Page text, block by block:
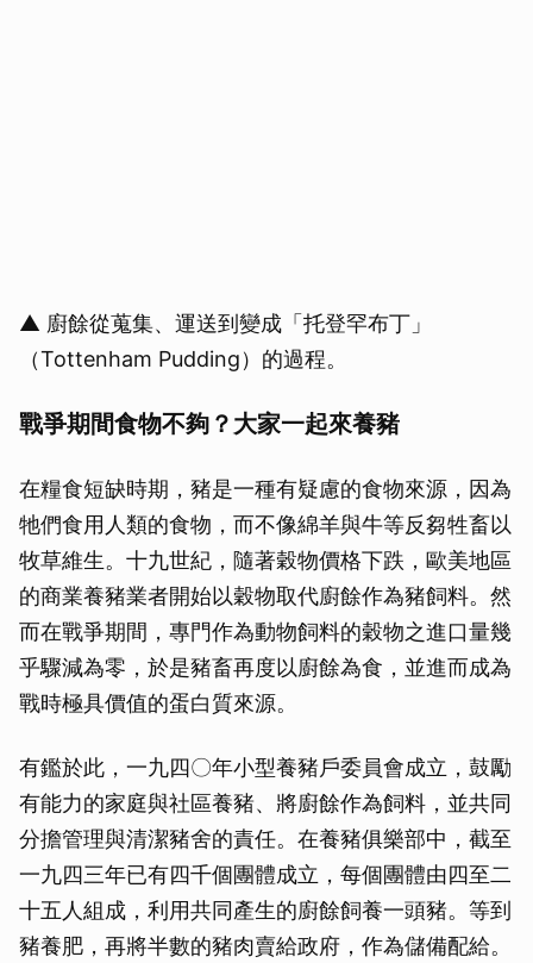
▲ 廚餘從蒐集、運送到變成「托登罕布丁」
（Tottenham Pudding）的過程。
戰爭期間食物不夠？大家一起來養豬
在糧食短缺時期，豬是一種有疑慮的食物來源，因為
牠們食用人類的食物，而不像綿羊與牛等反芻牲畜以
牧草維生。十九世紀，隨著穀物價格下跌，歐美地區
的商業養豬業者開始以穀物取代廚餘作為豬飼料。然
而在戰爭期間，專門作為動物飼料的穀物之進口量幾
乎驟減為零，於是豬畜再度以廚餘為食，並進而成為
戰時極具價值的蛋白質來源。
有鑑於此，一九四〇年小型養豬戶委員會成立，鼓勵
有能力的家庭與社區養豬、將廚餘作為飼料，並共同
分擔管理與清潔豬舍的責任。在養豬俱樂部中，截至
一九四三年已有四千個團體成立，每個團體由四至二
十五人組成，利用共同產生的廚餘飼養一頭豬。等到
豬養肥，再將半數的豬肉賣給政府，作為儲備配給。